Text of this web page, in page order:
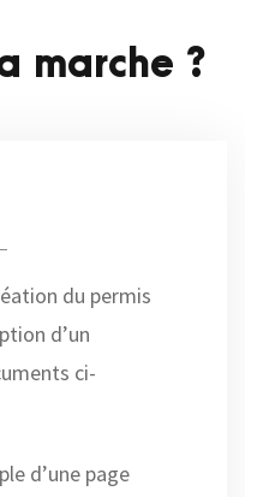
marche ?
du permis
d’un
ci-
d’une page